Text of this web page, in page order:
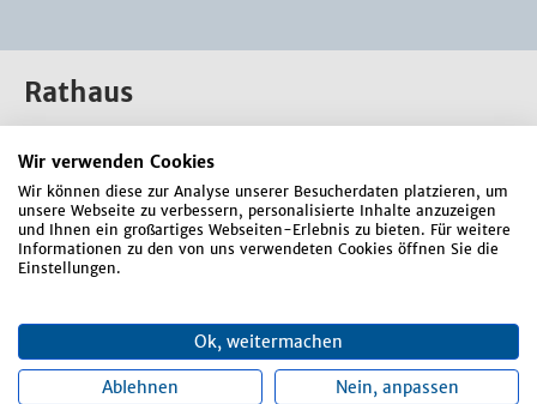
Wir verwenden Cookies
Wir können diese zur Analyse unserer Besucherdaten platzieren, um
unsere Webseite zu verbessern, personalisierte Inhalte anzuzeigen
und Ihnen ein großartiges Webseiten-Erlebnis zu bieten. Für weitere
Informationen zu den von uns verwendeten Cookies öffnen Sie die
Einstellungen.
Ok, weitermachen
Ablehnen Nein, anpassen
Rathaus
84066 Mallersdorf-Pfaffenberg
Telefon:08772 807-0
E-Mail:markt-mallersdorf-pfaffenberg@mal-pfa.de